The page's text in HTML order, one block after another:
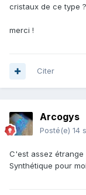
cristaux de ce type
merci !
Citer
Arcogys
Posté(e) 14
C'est assez
Synthétique pour